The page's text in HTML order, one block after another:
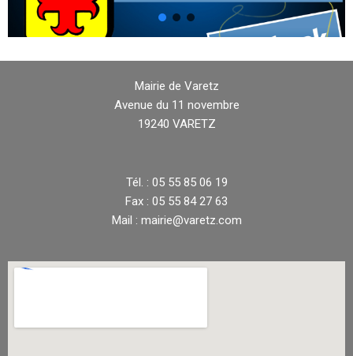
Mairie de Varetz
Avenue du 11 novembre
19240 VARETZ
Tél. : 05 55 85 06 19
Fax : 05 55 84 27 63
Mail : mairie@varetz.com